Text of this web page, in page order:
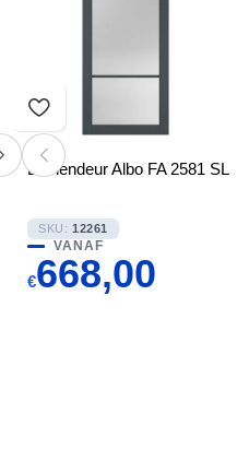
Binnendeur Albo FA 2581 SL
SKU: 12261
VANAF
€668,00